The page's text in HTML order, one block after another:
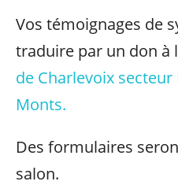
Vos témoignages de
traduire par un don à
de Charlevoix
Monts.
Des formulaires
salon.